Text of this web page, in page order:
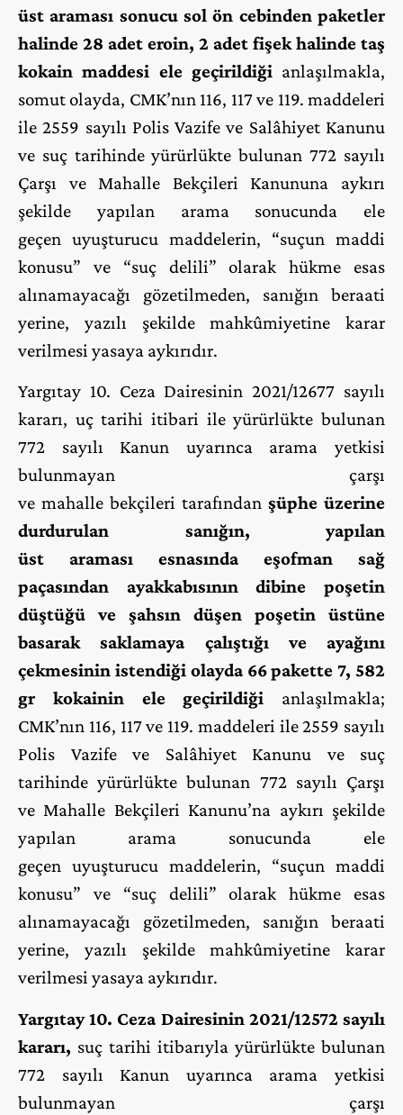
üst araması sonucu sol ön cebinden paketler
halinde 28 adet eroin, 2 adet fişek halinde taş
kokain maddesi ele geçirildiğianlaşılmakla,
somut olayda, CMK’nın 116, 117 ve 119. maddeleri
ile 2559 sayılı Polis Vazife ve Salâhiyet Kanunu
ve suç tarihinde yürürlükte bulunan 772 sayılı
Çarşı ve Mahalle Bekçileri Kanununa aykırı
şekilde yapılan arama sonucunda ele
geçen uyuşturucu maddelerin, “suçun maddi
konusu” ve “suç delili” olarak hükme esas
alınamayacağı gözetilmeden, sanığın beraati
yerine, yazılı şekilde mahkûmiyetine karar
verilmesi yasaya aykırıdır.
Yargıtay 10. Ceza Dairesinin 2021/12677 sayılı
kararı, uç tarihi itibari ile yürürlükte bulunan
772 sayılı Kanun uyarınca arama yetkisi
bulunmayan çarşı
ve mahalle bekçileri tarafından şüphe üzerine
durdurulan sanığın, yapılan
üst araması esnasında eşofman sağ
paçasından ayakkabısının dibine poşetin
düştüğü ve şahsın düşen poşetin üstüne
basarak saklamaya çalıştığı ve ayağını
çekmesinin istendiği olayda 66 pakette 7, 582
gr kokainin ele geçirildiği anlaşılmakla;
CMK’nın 116, 117 ve 119. maddeleri ile 2559 sayılı
Polis Vazife ve Salâhiyet Kanunu ve suç
tarihinde yürürlükte bulunan 772 sayılı Çarşı
ve Mahalle Bekçileri Kanunu’na aykırı şekilde
yapılan arama sonucunda ele
geçen uyuşturucu maddelerin, “suçun maddi
konusu” ve “suç delili” olarak hükme esas
alınamayacağı gözetilmeden, sanığın beraati
yerine, yazılı şekilde mahkûmiyetine karar
verilmesi yasaya aykırıdır.
Yargıtay 10. Ceza Dairesinin 2021/12572 sayılı
kararı, suç tarihi itibarıyla yürürlükte bulunan
772 sayılı Kanun uyarınca arama yetkisi
bulunmayan çarşı